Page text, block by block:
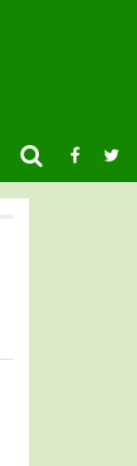
НОВОСТИ